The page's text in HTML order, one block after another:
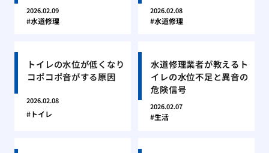
2026.02.09
水道修理
2026.02.08
水道修理
トイレの水位が低くなり
コポコポ音がする原因
2026.02.08
トイレ
水道修理業者が教えるト
イレの水位不足と異音の
危険信号
2026.02.07
生活